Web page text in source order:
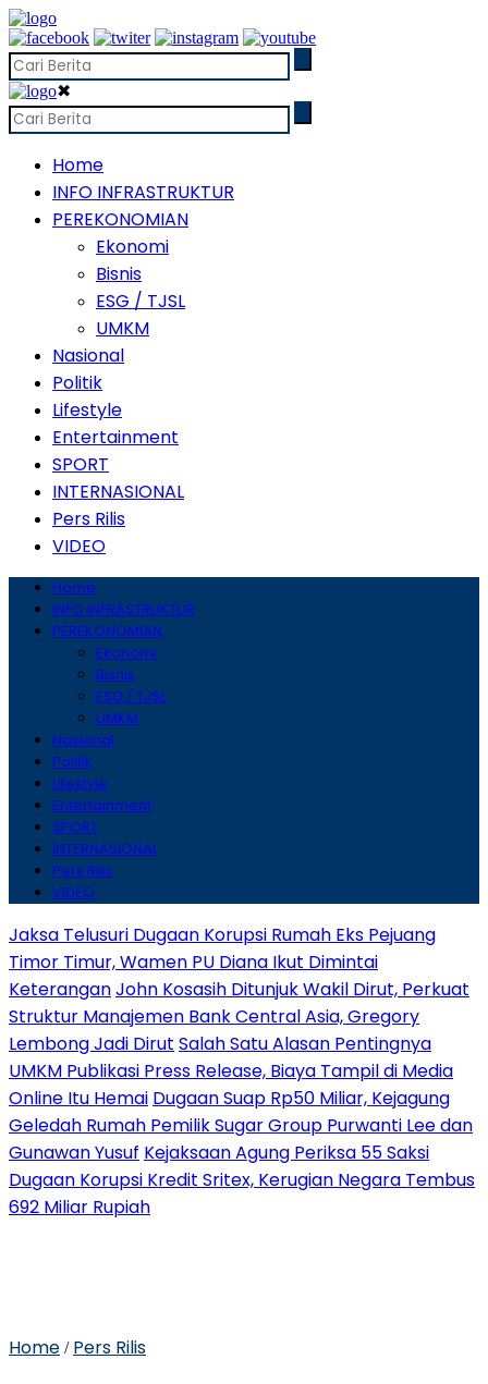
✖
Home
INFO INFRASTRUKTUR
PEREKONOMIAN
Ekonomi
Bisnis
ESG / TJSL
UMKM
Nasional
Politik
Lifestyle
Entertainment
SPORT
INTERNASIONAL
Pers Rilis
VIDEO
Home
INFO INFRASTRUKTUR
PEREKONOMIAN
Ekonomi
Bisnis
ESG / TJSL
UMKM
Nasional
Politik
Lifestyle
Entertainment
SPORT
INTERNASIONAL
Pers Rilis
VIDEO
Jaksa Telusuri Dugaan Korupsi Rumah Eks Pejuang
Timor Timur, Wamen PU Diana Ikut Dimintai
KeteranganJohn Kosasih Ditunjuk Wakil Dirut, Perkuat
Struktur Manajemen Bank Central Asia, Gregory
Lembong Jadi Dirut Salah Satu Alasan Pentingnya
UMKM Publikasi Press Release, Biaya Tampil di Media
Online Itu Hemai Dugaan Suap Rp50 Miliar, Kejagung
Geledah Rumah Pemilik Sugar Group Purwanti Lee dan
Gunawan Yusuf Kejaksaan Agung Periksa 55 Saksi
Dugaan Korupsi Kredit Sritex, Kerugian Negara Tembus
692 Miliar Rupiah
Home / Pers Rilis